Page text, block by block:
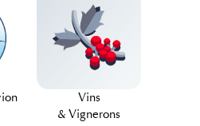
Vins
& Vignerons